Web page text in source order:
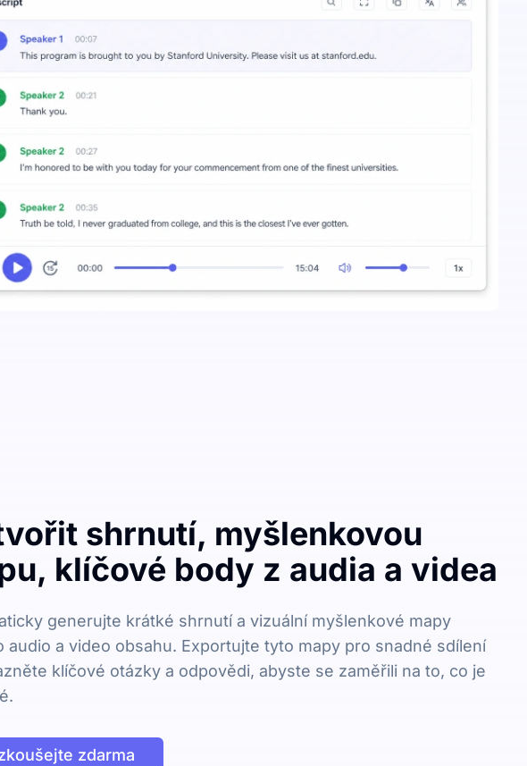
shrnutí, myšlenkovou
klíčové body z audia a videa
generujte krátké shrnutí a vizuální myšlenkové mapy
audio a video obsahu. Exportujte tyto mapy pro snadné sdílení
klíčové otázky a odpovědi, abyste se zaměřili na to, co je
zdarma